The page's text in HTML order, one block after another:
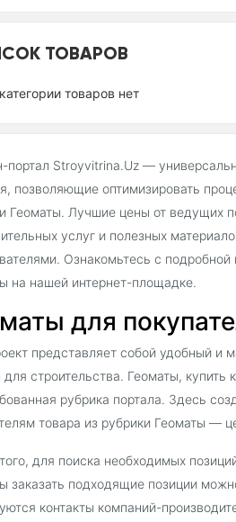
ТОВАРОВ
товаров нет
портал Stroyvitrina.Uz —
позволяющие оптимизировать
Геоматы. Лучшие цены от ведущих
услуг и полезных
Ознакомьтесь с
на нашей интернет-площадке.
для
представляет собой удобный и
для строительства. Геоматы,
рубрика портала. Здесь
товара из рубрики Геоматы —
для поиска необходимых
заказать подходящие позиции
контакты компаний-